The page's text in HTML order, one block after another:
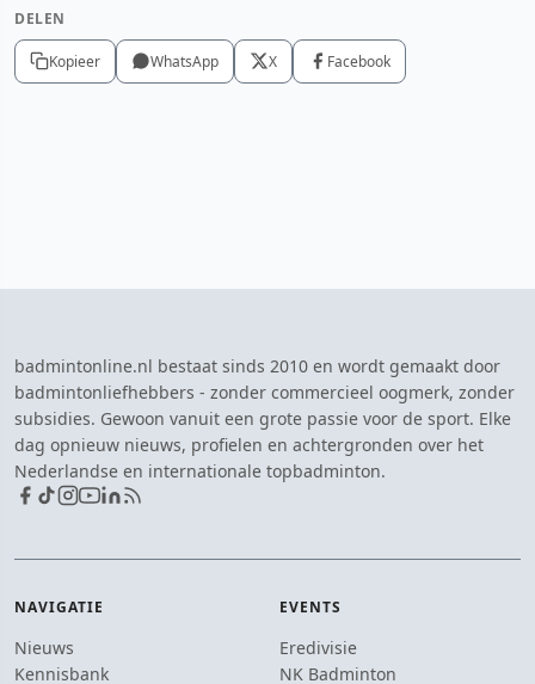
DELEN
Kopieer WhatsApp X Facebook
badmintonline.nl bestaat sinds 2010 en wordt gemaakt door
badmintonliefhebbers - zonder commercieel oogmerk, zonder
subsidies. Gewoon vanuit een grote passie voor de sport. Elke
dag opnieuw nieuws, profielen en achtergronden over het
Nederlandse en internationale topbadminton.
NAVIGATIE
Nieuws
Kennisbank
EVENTS
Eredivisie
NK Badminton